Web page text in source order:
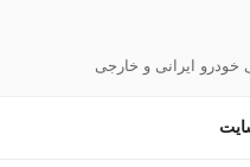
خودرو ایرانی و خارجی